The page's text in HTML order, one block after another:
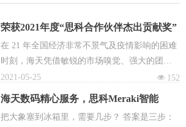
荣获2021年度“思科合作伙伴杰出贡献奖”
在 21 年全国经济非常不景气及疫情影响的困难
时刻，海天凭借敏锐的市场嗅觉、强大的团队
合作，成功赢得大量订单，特别是在思科企业
网络方向创造出了斐然的业绩，思科为表扬海
天的辛苦付出及卓越的业绩，特颁发此奖以资
鼓励。
넶 152
2021-05-25
海天数码精心服务，思科Meraki智能
WIFI陪伴您
把大象塞到冰箱里，需要几步？ 答案是三步：